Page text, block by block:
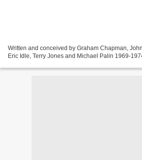
Written and conceived by Graham Chapman,
Eric Idle, Terry Jones and Michael Palin 1969-